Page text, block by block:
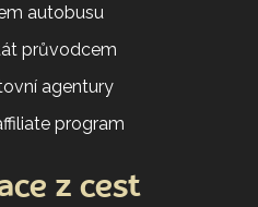
autobusu
průvodcem
agentury
program
z cest